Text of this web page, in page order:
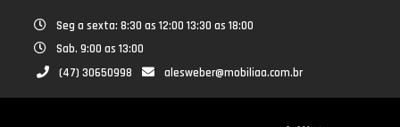
Seg a sexta: 8:30 as 12:00 13:30 as 18:00
Sab. 9:00 as 13:00
(47) 30650998
alesweber@mobiliaa.com.br